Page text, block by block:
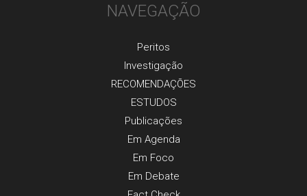
NAVEGAÇÃO
Peritos
Investigaçãо
RECOMENDAÇÕES
ESTUDOS
Publicaçõеs
Em Agenda
Em Foco
Em Debate